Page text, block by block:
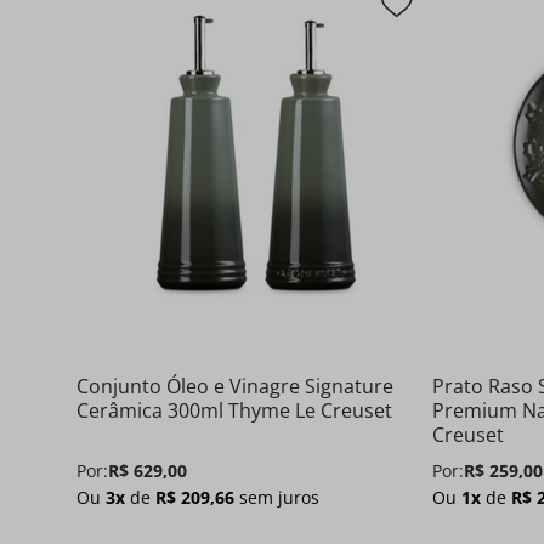
Conjunto Óleo e Vinagre Signature
Cerâmica 300ml Thyme Le Creuset
Por:R$ 629,00
Ou 3x de R$ 209,66 sem juros
Prato Raso
Premium
Creuset
Por:R$ 259,00
Ou 1x de R$